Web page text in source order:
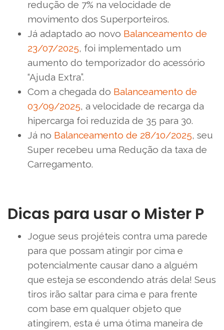
redução de 7% na velocidade de
movimento dos Superporteiros.
Já adaptado ao novo Balanceamento de
23/07/2025, foi implementado um
aumento do temporizador do acessório
“Ajuda Extra”.
Com a chegada do Balanceamento de
03/09/2025, a velocidade de recarga da
hipercarga foi reduzida de 35 para 30.
Já no Balanceamento de 28/10/2025, seu
Super recebeu uma Redução da taxa de
Carregamento.
Dicas para usar o Mister P
Jogue seus projéteis contra uma parede
para que possam atingir por cima e
potencialmente causar dano a alguém
que esteja se escondendo atrás dela! Seus
tiros irão saltar para cima e para frente
com base em qualquer objeto que
atingirem, esta é uma ótima maneira de